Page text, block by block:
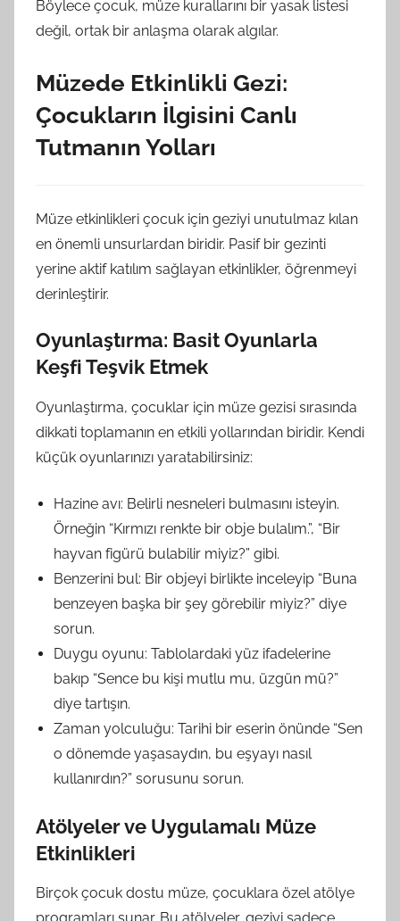
Böylece çocuk, müze kurallarını bir yasak listesi
değil, ortak bir anlaşma olarak algılar.
Müzede Etkinlikli Gezi:
Çocukların İlgisini Canlı
Tutmanın Yolları
Müze etkinlikleri çocuk için geziyi unutulmaz kılan
en önemli unsurlardan biridir. Pasif bir gezinti
yerine aktif katılım sağlayan etkinlikler, öğrenmeyi
derinleştirir.
Oyunlaştırma: Basit Oyunlarla
Keşfi Teşvik Etmek
Oyunlaştırma, çocuklar için müze gezisi sırasında
dikkati toplamanın en etkili yollarından biridir. Kendi
küçük oyunlarınızı yaratabilirsiniz:
Hazine avı: Belirli nesneleri bulmasını isteyin.
Örneğin “Kırmızı renkte bir obje bulalım.”, “Bir
hayvan figürü bulabilir miyiz?” gibi.
Benzerini bul: Bir objeyi birlikte inceleyip “Buna
benzeyen başka bir şey görebilir miyiz?” diye
sorun.
Duygu oyunu: Tablolardaki yüz ifadelerine
bakıp “Sence bu kişi mutlu mu, üzgün mü?”
diye tartışın.
Zaman yolculuğu: Tarihi bir eserin önünde “Sen
o dönemde yaşasaydın, bu eşyayı nasıl
kullanırdın?” sorusunu sorun.
Atölyeler ve Uygulamalı Müze
Etkinlikleri
Birçok çocuk dostu müze, çocuklara özel atölye